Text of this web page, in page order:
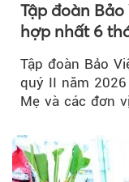
Tập đoàn Bảo
hợp nhất 6
Tập đoàn Bảo
quý II năm
Mẹ và các đơn